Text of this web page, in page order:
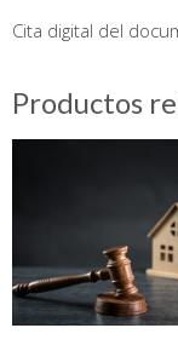
Cita digital del
Productos